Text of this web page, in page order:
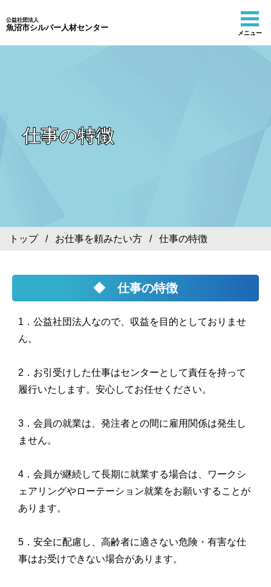
公益社団法人
魚沼市シルバー人材センター
メニュー
仕事の特徴
トップ/ お仕事を頼みたい方 / 仕事の特徴
◆ 仕事の特徴
1．公益社団法人なので、収益を目的としておりませ
ん。
2．お引受けした仕事はセンターとして責任を持って
履行いたします。安心してお任せください。
3．会員の就業は、発注者との間に雇用関係は発生し
ません。
4．会員が継続して長期に就業する場合は、ワークシ
ェアリングやローテーション就業をお願いすることが
あります。
5．安全に配慮し、高齢者に適さない危険・有害な仕
事はお受けできない場合があります。